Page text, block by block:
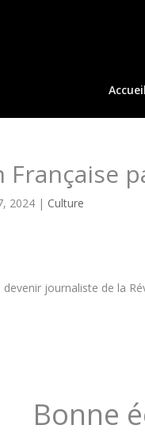
Accueil
Française
2024 | Culture
journaliste de la
Bonne